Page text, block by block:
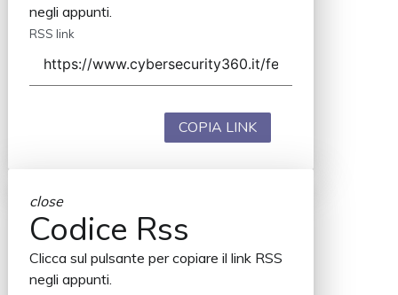
negli appunti.
RSS link
COPIA LINK
close
Codice Rss
Clicca sul pulsante per copiare il link RSS
negli appunti.